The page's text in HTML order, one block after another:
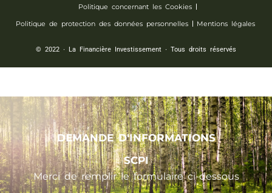
Politique concernant les Cookies
Politique de protection des données personnelles
Mentions légales
© 2022 ∙ La Financière Investissement ∙ Tous droits réservés
DEMANDE D'INFORMATIONS
SCPI
Merci de remplir le formulaire ci-dessous